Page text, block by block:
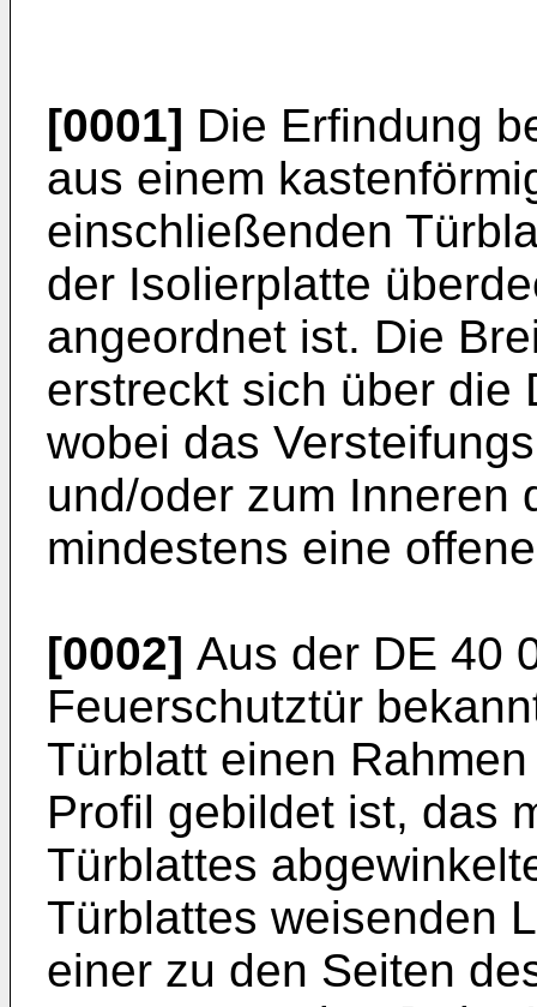
[0001] Die Erfindung
aus einem
einschließenden
der Isolierplatte
angeordnet ist. Die
erstreckt sich über die
wobei das
und/oder zum Inneren
mindestens eine
[0002] Aus der DE 40
Feuerschutztür
Türblatt einen
Profil gebildet ist, das
Türblattes
Türblattes weisenden
einer zu den Seiten